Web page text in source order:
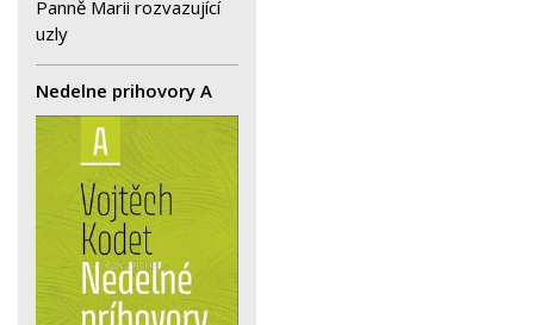
Panně Marii rozvazující
uzly
Nedelne prihovory A